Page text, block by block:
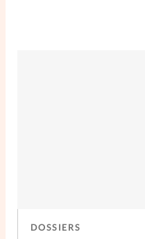
DOSSIERS